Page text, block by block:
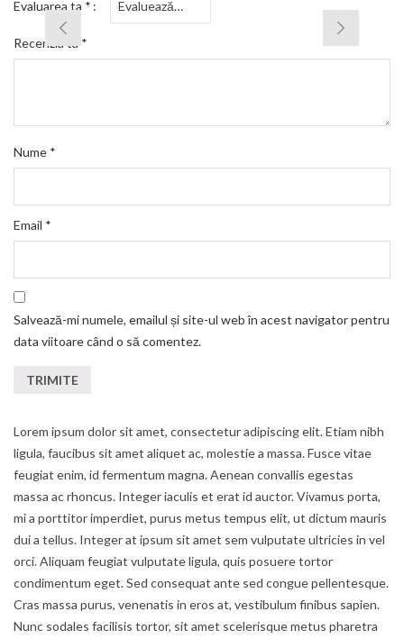
Evaluarea ta *
Recenzia ta*
Nume *
Email *
Salvează-mi numele, emailul și site-ul web în acest navigator pentru
data viitoare când o să comentez.
Lorem ipsum dolor sit amet, consectetur adipiscing elit. Etiam nibh
ligula, faucibus sit amet aliquet ac, molestie a massa. Fusce vitae
feugiat enim, id fermentum magna. Aenean convallis egestas
massa ac rhoncus. Integer iaculis et erat id auctor. Vivamus porta,
mi a porttitor imperdiet, purus metus tempus elit, ut dictum mauris
dui a tellus. Integer at ipsum sit amet sem vulputate ultricies in vel
orci. Aliquam feugiat vulputate ligula, quis posuere tortor
condimentum eget. Sed consequat ante sed congue pellentesque.
Cras massa purus, venenatis in eros at, vestibulum finibus sapien.
Nunc sodales facilisis tortor, sit amet scelerisque metus pharetra